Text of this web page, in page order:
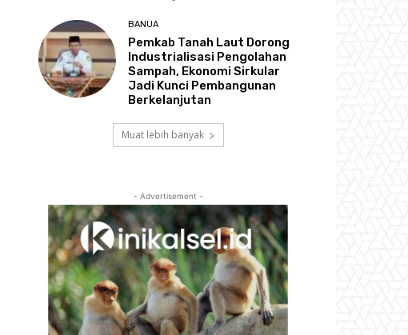
BANUA
Pemkab Tanah Laut Dorong
Industrialisasi Pengolahan
Sampah, Ekonomi Sirkular
Jadi Kunci Pembangunan
Berkelanjutan
Muat lebih banyak
- Advertisement -